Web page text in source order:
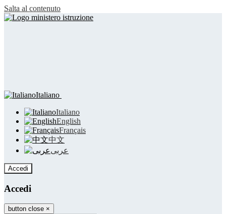
Salta al contenuto
Italiano
Italiano
English
Français
中文
عربى
Accedi
Accedi
button close ×